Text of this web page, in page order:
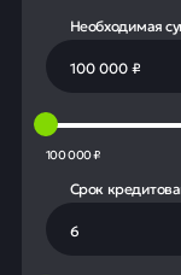
Необходимая
100 000 ₽
Срок